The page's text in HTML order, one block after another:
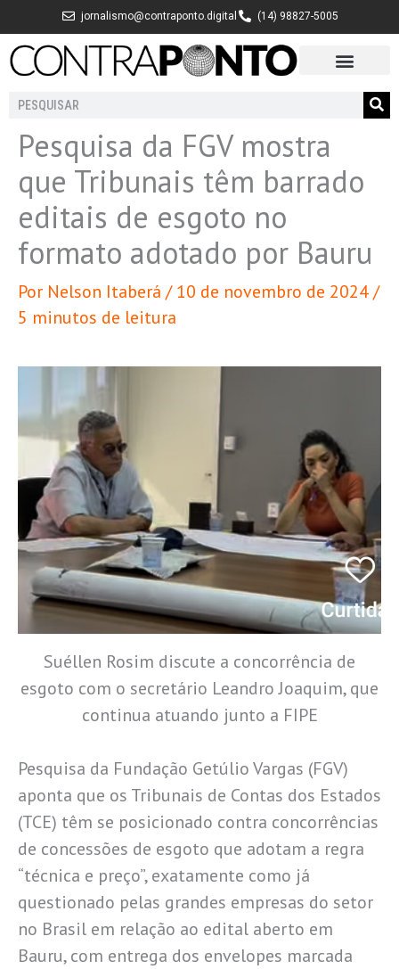
para
jornalismo@contraponto.digital (14) 98827-5005
Pesquisar
Pesquisa da FGV mostra
que Tribunais têm barrado
editais de esgoto no
formato adotado por Bauru
Por Nelson Itaberá /10 de novembro de 2024/
5 minutos de leitura
Suéllen Rosim discute a concorrência de
esgoto com o secretário Leandro Joaquim, que
continua atuando junto a FIPE
Pesquisa da Fundação Getúlio Vargas (FGV)
aponta que os Tribunais de Contas dos Estados
(TCE) têm se posicionado contra concorrências
de concessões de esgoto que adotam a regra
“técnica e preço”, exatamente como já
questionado pelas grandes empresas do setor
no Brasil em relação ao edital aberto em
Bauru, com entrega dos envelopes marcada